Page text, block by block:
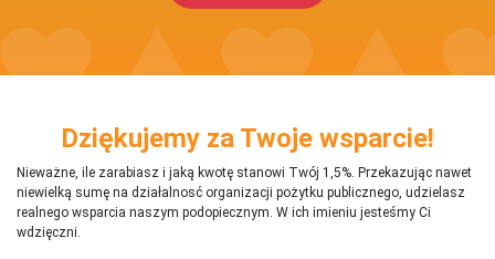
Dziękujemy za Twoje wsparcie!
Nieważne, ile zarabiasz i jaką kwotę stanowi Twój 1,5%. Przekazując nawet
niewielką sumę na działalnosć organizacji pożytku publicznego, udzielasz
realnego wsparcia naszym podopiecznym. W ich imieniu jesteśmy Ci
wdzięczni.